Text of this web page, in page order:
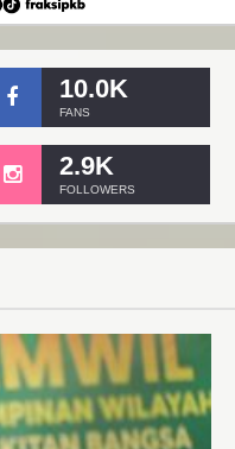
10.0K
FANS
2.9K
FOLLOWERS